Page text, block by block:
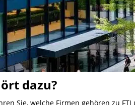
dazu?
Sie, welche Firmen gehören zu